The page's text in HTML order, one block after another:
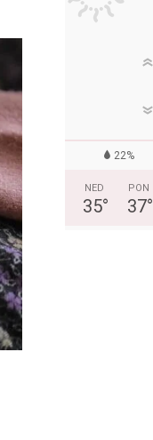
22%
NED
35°
PON
37°